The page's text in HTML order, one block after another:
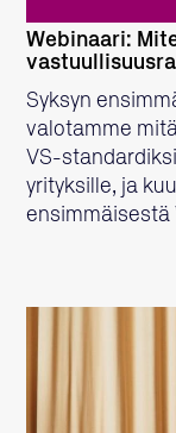
Webinaari:
Syksyn
valotamme
VS-
yrityksille, ja
ensimmäisestä